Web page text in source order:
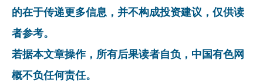
的在于传递更多信息，并不构成投资建议，仅供读
者参考。
若据本文章操作，所有后果读者自负，中国有色网
概不负任何责任。